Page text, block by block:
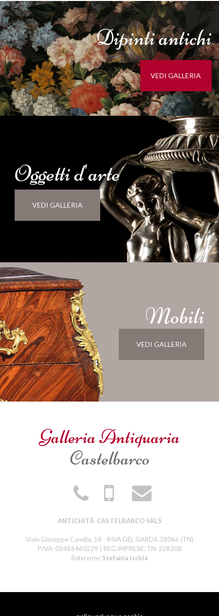
Dipintiantichi
VEDI GALLERIA
Oggetti d'arte
VEDI GALLERIA
Mobili
VEDI GALLERIA
Galleria Antiquaria
Castelbarco
ANTICHITÃ CASTELBARCO SRLS
Viale Giuseppe Canella, 18 - RIVA DEL GARDA 38066 (TN)
P.IVA: 02486460229 | REG.IMPRESE: TN-228208
Referente: Stefania Ischia